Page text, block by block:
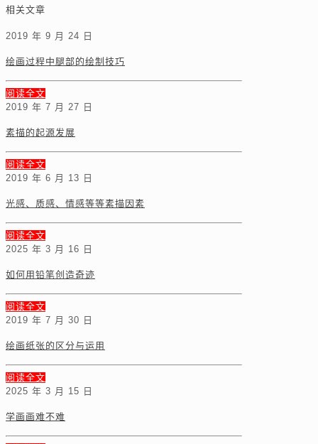
相关文章
2019 年 9 月 24 日
绘画过程中腿部的绘制技巧
阅读全文
2019 年 7 月 27 日
素描的起源发展
阅读全文
2019 年 6 月 13 日
光感、质感、情感等等素描因素
阅读全文
2025 年 3 月 16 日
如何用铅笔创造奇迹
阅读全文
2019 年 7 月 30 日
绘画纸张的区分与运用
阅读全文
2025 年 3 月 15 日
学画画难不难